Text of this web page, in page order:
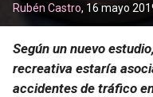
Rubén Castro, 16 mayo
Según un nuevo
recreativa estaría
accidentes de tráfico